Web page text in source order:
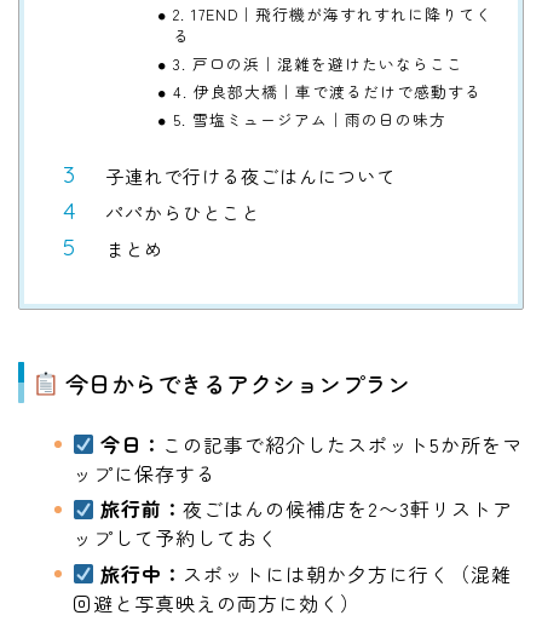
2. 17END｜飛行機が海すれすれに降りてく
る
3. 戸口の浜｜混雑を避けたいならここ
4. 伊良部大橋｜車で渡るだけで感動する
5. 雪塩ミュージアム｜雨の日の味方
子連れで行ける夜ごはんについて
パパからひとこと
まとめ
今日からできるアクションプラン
今日： この記事で紹介したスポット5か所をマ
ップに保存する
旅行前：夜ごはんの候補店を2〜3軒リストア
ップして予約しておく
旅行中： スポットには朝か夕方に行く（混雑
回避と写真映えの両方に効く）